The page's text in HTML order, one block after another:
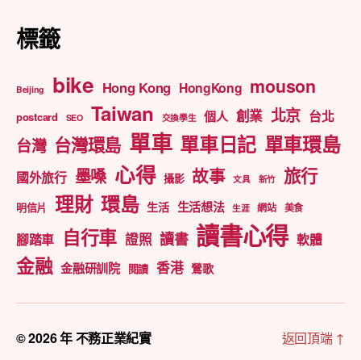
標籤
Beijing bike Hong Kong HongKong mouson
postcard SEO Taiwan 交換學生 個人 創業 北京 台北
台灣 台灣環島 單車 單車日記 單車環島
國外旅行 墨嗓 心得 攝影 故事 文具 新竹 旅行
明信片 理財 環島 生活 生活想法 生涯 網站 美食
腳踏車 自行車 證照 讀書 讀書心得 軟體
金融 金融研訓院 閱讀 香港 鶯歌
© 2026 年不務正業紀實 返回頂端 ↑